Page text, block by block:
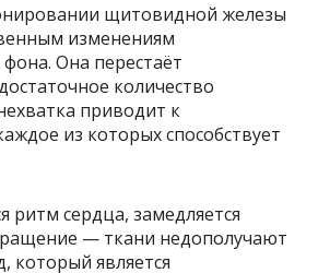
щитовидной железы
изменениям
Она перестаёт
количество
приводит к
из которых способствует
ритм сердца, замедляется
— ткани недополучают
который является